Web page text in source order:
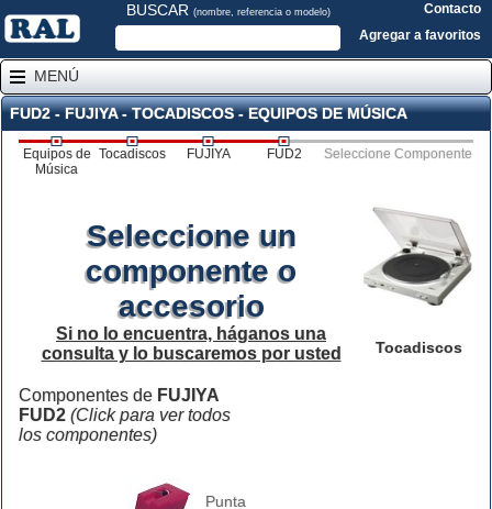
BUSCAR (nombre, referencia o modelo)
Contacto
Agregar a favoritos
MENÚ
FUD2 - FUJIYA - TOCADISCOS - EQUIPOS DE MÚSICA
Equipos de
Música
Tocadiscos FUJIYA FUD2 Seleccione Componente
Tocadiscos
Seleccione un
componente o
accesorio
Si no lo encuentra, háganos una
consulta y lo buscaremos por usted
Componentes de FUJIYA
FUD2 (Click para ver todos
los componentes)
Punta